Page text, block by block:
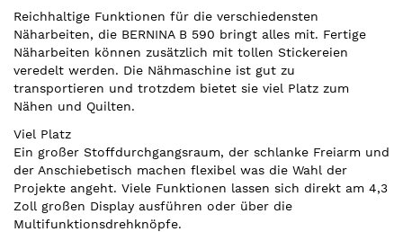
Reichhaltige Funktionen für die verschiedensten
Näharbeiten, die BERNINA B 590 bringt alles mit. Fertige
Näharbeiten können zusätzlich mit tollen Stickereien
veredelt werden. Die Nähmaschine ist gut zu
transportieren und trotzdem bietet sie viel Platz zum
Nähen und Quilten.
Viel Platz
Ein großer Stoffdurchgangsraum, der schlanke Freiarm und
der Anschiebetisch machen flexibel was die Wahl der
Projekte angeht. Viele Funktionen lassen sich direkt am 4,3
Zoll großen Display ausführen oder über die
Multifunktionsdrehknöpfe.